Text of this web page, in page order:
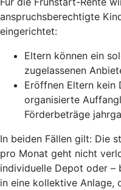
anspruchsberechtigte
eingerichtet:
Eltern können ein
zugelassenen
Eröffnen Eltern
organisierte
Förderbeträge
In beiden Fällen gilt: Die
pro Monat geht nicht
individuelle Depot oder –
in eine kollektive Anlage,